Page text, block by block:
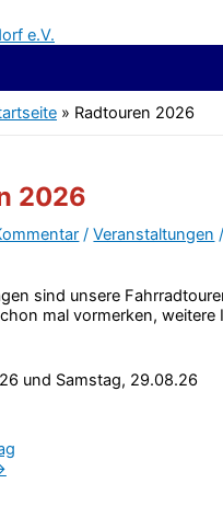
» Radtouren 2026
2026
/Veranstaltungen
sind unsere
mal vormerken, weitere
und Samstag, 29.08.26